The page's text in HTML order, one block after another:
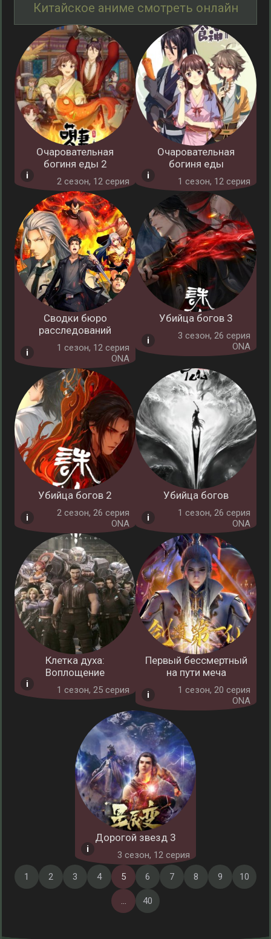
Китайское аниме смотреть онлайн
Очаровательная
богиня еды 2
2 cезон, 12 серия
Очаровательная
богиня еды
1 cезон, 12 серия
Сводки бюро
расследований
1 cезон, 12 серия
ONA
Убийца богов 3
3 cезон, 26 серия
ONA
Убийца богов 2
2 cезон, 26 серия
ONA
Убийца богов
1 cезон, 26 серия
ONA
Клетка духа:
Воплощение
1 cезон, 25 серия
Первый бессмертный
на пути меча
1 cезон, 20 серия
ONA
Дорогой звезд 3
3 cезон, 12 серия
1
2 3 4 5 6 7 8 9 10
... 40